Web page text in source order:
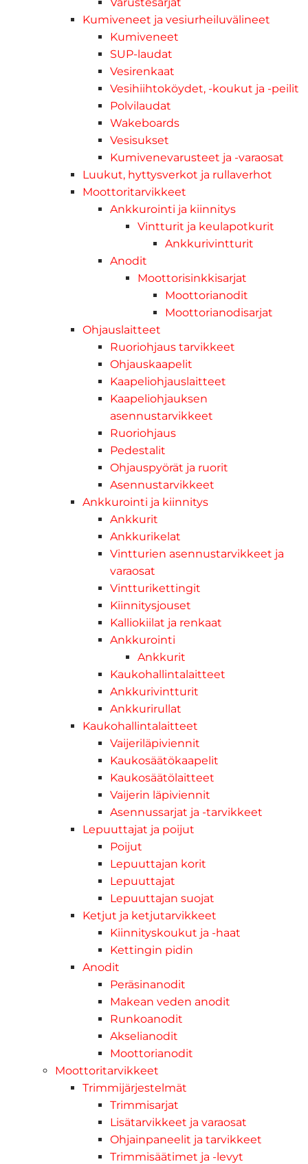
Kumiveneet ja vesiurheiluvälineet
Kumiveneet
SUP-laudat
Vesirenkaat
Vesihiihtoköydet, -koukut ja -peilit
Polvilaudat
Wakeboards
Vesisukset
Kumivenevarusteet ja -varaosat
Luukut, hyttysverkot ja rullaverhot
Moottoritarvikkeet
Ankkurointi ja kiinnitys
Vintturit ja keulapotkurit
Ankkurivintturit
Anodit
Moottorisinkkisarjat
Moottorianodit
Moottorianodisarjat
Ohjauslaitteet
Ruoriohjaus tarvikkeet
Ohjauskaapelit
Kaapeliohjauslaitteet
Kaapeliohjauksen
asennustarvikkeet
Ruoriohjaus
Pedestalit
Ohjauspyörät ja ruorit
Asennustarvikkeet
Ankkurointi ja kiinnitys
Ankkurit
Ankkurikelat
Vintturien asennustarvikkeet ja
varaosat
Vintturikettingit
Kiinnitysjouset
Kalliokiilat ja renkaat
Ankkurointi
Ankkurit
Kaukohallintalaitteet
Ankkurivintturit
Ankkurirullat
Kaukohallintalaitteet
Vaijeriläpiviennit
Kaukosäätökaapelit
Kaukosäätölaitteet
Vaijerin läpiviennit
Asennussarjat ja -tarvikkeet
Lepuuttajat ja poijut
Poijut
Lepuuttajan korit
Lepuuttajat
Lepuuttajan suojat
Ketjut ja ketjutarvikkeet
Kiinnityskoukut ja -haat
Kettingin pidin
Anodit
Peräsinanodit
Makean veden anodit
Runkoanodit
Akselianodit
Moottorianodit
Moottoritarvikkeet
Trimmijärjestelmät
Trimmisarjat
Lisätarvikkeet ja varaosat
Ohjainpaneelit ja tarvikkeet
Trimmisäätimet ja -levyt